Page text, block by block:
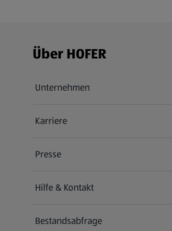
Fußzeilenmenü - weitere Links
Über HOFER
Unternehmen
Karriere
(öffnet in einem neuen Tab)
Presse
Hilfe & Kontakt
(öffnet in einem neuen Tab)
Bestandsabfrage
(öffnet in einem neuen Tab)